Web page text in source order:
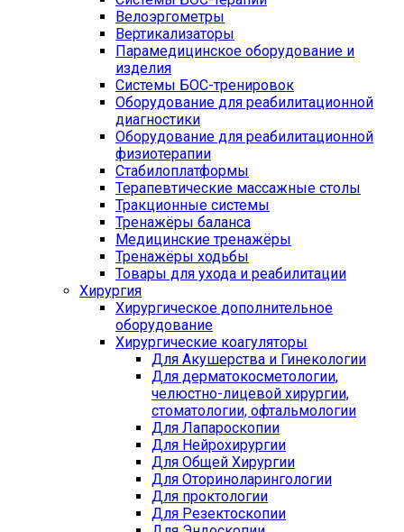
Велоэргометры
Вертикализаторы
Парамедицинское оборудование и
изделия
Системы БОС-тренировок
Оборудование для реабилитационной
диагностики
Оборудование для реабилитационной
физиотерапии
Стабилоплатформы
Терапевтические массажные столы
Тракционные системы
Тренажёры баланса
Медицинские тренажёры
Тренажёры ходьбы
Товары для ухода и реабилитации
Хирургия
Хирургическое дополнительное
оборудование
Хирургические коагуляторы
Для Акушерства и Гинекологии
Для дерматокосметологии,
челюстно-лицевой хирургии,
стоматологии, офтальмологии
Для Лапароскопии
Для Нейрохирургии
Для Общей Хирургии
Для Оториноларингологии
Для проктологии
Для Резектоскопии